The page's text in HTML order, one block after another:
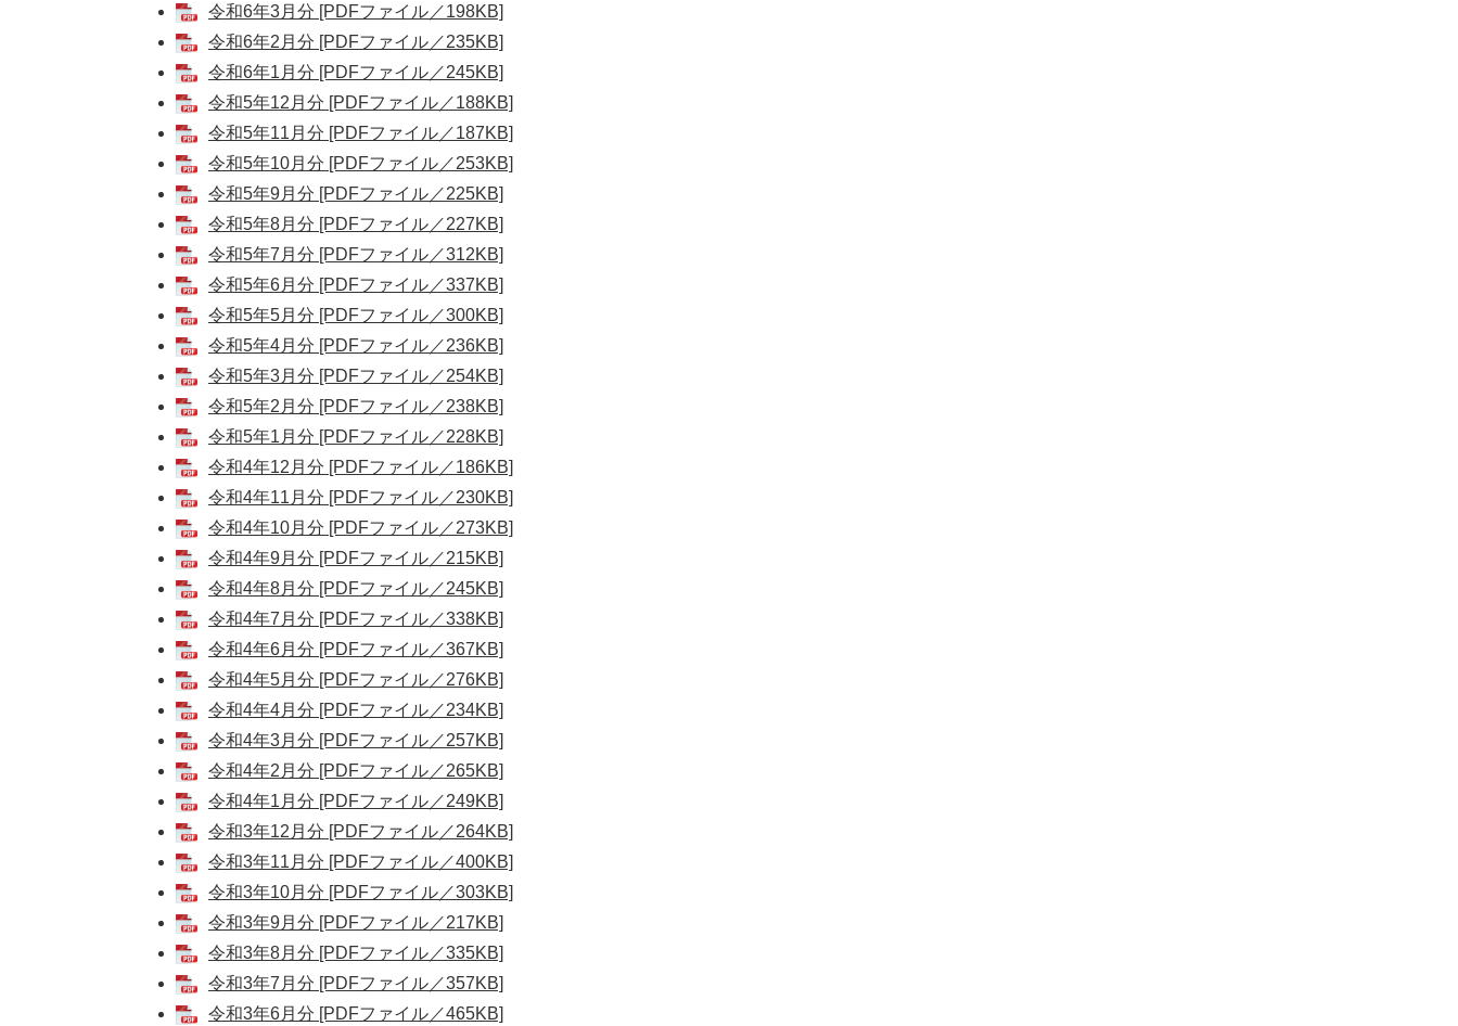
令和6年3月分 [PDFファイル／198KB]
令和6年2月分 [PDFファイル／235KB]
令和6年1月分 [PDFファイル／245KB]
令和5年12月分 [PDFファイル／188KB]
令和5年11月分 [PDFファイル／187KB]
令和5年10月分 [PDFファイル／253KB]
令和5年9月分 [PDFファイル／225KB]
令和5年8月分 [PDFファイル／227KB]
令和5年7月分 [PDFファイル／312KB]
令和5年6月分 [PDFファイル／337KB]
令和5年5月分 [PDFファイル／300KB]
令和5年4月分 [PDFファイル／236KB]
令和5年3月分 [PDFファイル／254KB]
令和5年2月分 [PDFファイル／238KB]
令和5年1月分 [PDFファイル／228KB]
令和4年12月分 [PDFファイル／186KB]
令和4年11月分 [PDFファイル／230KB]
令和4年10月分 [PDFファイル／273KB]
令和4年9月分 [PDFファイル／215KB]
令和4年8月分 [PDFファイル／245KB]
令和4年7月分 [PDFファイル／338KB]
令和4年6月分 [PDFファイル／367KB]
令和4年5月分 [PDFファイル／276KB]
令和4年4月分 [PDFファイル／234KB]
令和4年3月分 [PDFファイル／257KB]
令和4年2月分 [PDFファイル／265KB]
令和4年1月分 [PDFファイル／249KB]
令和3年12月分 [PDFファイル／264KB]
令和3年11月分 [PDFファイル／400KB]
令和3年10月分 [PDFファイル／303KB]
令和3年9月分 [PDFファイル／217KB]
令和3年8月分 [PDFファイル／335KB]
令和3年7月分 [PDFファイル／357KB]
令和3年6月分 [PDFファイル／465KB]